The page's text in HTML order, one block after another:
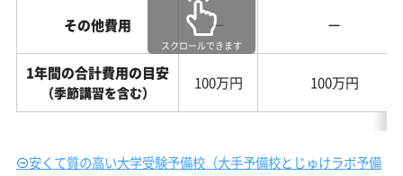
その他費用 ー ー
1年間の合計費用の目安
（季節講習を含む） 100万円 100万円
スクロールできます
安くて質の高い大学受験予備校（大手予備校とじゅけラボ予備